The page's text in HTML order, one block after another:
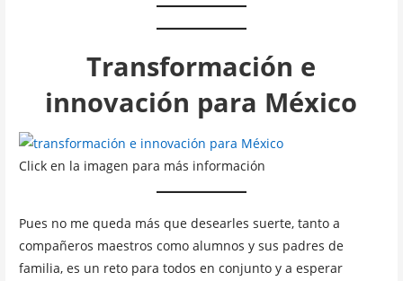
Transformación e
innovación para México
Click en la imagen para más información
Pues no me queda más que desearles suerte, tanto a
compañeros maestros como alumnos y sus padres de
familia, es un reto para todos en conjunto y a esperar